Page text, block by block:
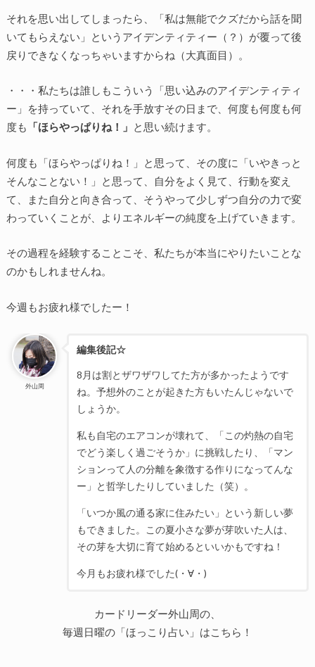
それを思い出してしまったら、「私は無能でクズだから話を聞
いてもらえない」というアイデンティティー（？）が覆って後
戻りできなくなっちゃいますからね（大真面目）。
・・・私たちは誰しもこういう「思い込みのアイデンティティ
ー」を持っていて、それを手放すその日まで、何度も何度も何
度も
「ほらやっぱりね！」 と思い続けます。
何度も「ほらやっぱりね！」と思って、その度に「いやきっと
そんなことない！」と思って、自分をよく見て、行動を変え
て、また自分と向き合って、そうやって少しずつ自分の力で変
わっていくことが、よりエネルギーの純度を上げていきます。
その過程を経験することこそ、私たちが本当にやりたいことな
のかもしれませんね。
今週もお疲れ様でしたー！
外山周
編集後記☆
8月は割とザワザワしてた方が多かったようです
ね。予想外のことが起きた方もいたんじゃないで
しょうか。
私も自宅のエアコンが壊れて、「この灼熱の自宅
でどう楽しく過ごそうか」に挑戦したり、「マン
ションって人の分離を象徴する作りになってんな
ー」と哲学したりしていました（笑）。
「いつか風の通る家に住みたい」という新しい夢
もできました。この夏小さな夢が芽吹いた人は、
その芽を大切に育て始めるといいかもですね！
今月もお疲れ様でした(・∀・)
カードリーダー外山周の、
毎週日曜の「ほっこり占い」はこちら！